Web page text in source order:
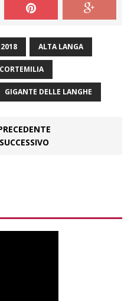
ALTA LANGA
CORTEMILIA
GIGANTE DELLE LANGHE